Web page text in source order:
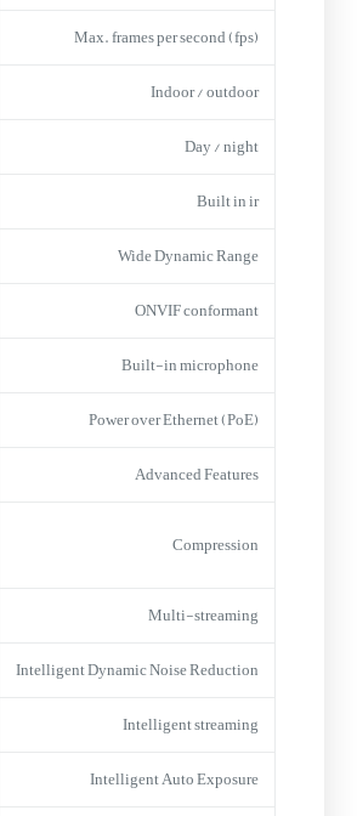
Max. frames per second (fps)
Indoor / outdoor
Day / night
Built in ir
Wide Dynamic Range
ONVIF conformant
Built-in microphone
Power over Ethernet (PoE)
Advanced Features
Compression
Multi-streaming
Intelligent Dynamic Noise Reduction
Intelligent streaming
Intelligent Auto Exposure